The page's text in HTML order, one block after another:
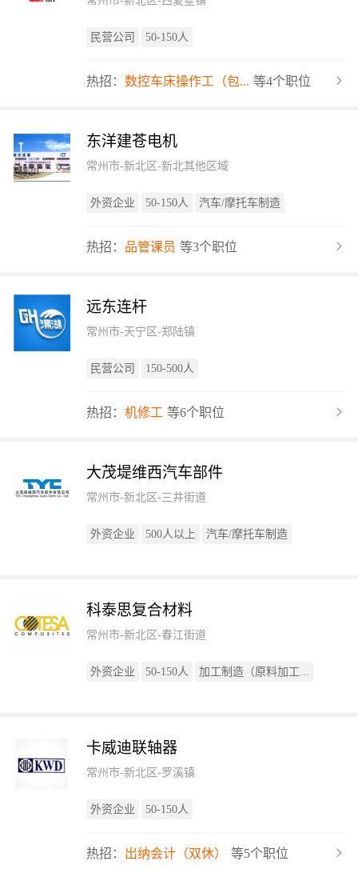
民营公司 50-150人
热招： 数控车床操作工（包... 等4个职位
东洋建苍电机
常州市-新北区-新北其他区域
外资企业 50-150人 汽车/摩托车制造
热招： 品管课员 等3个职位
远东连杆
常州市-天宁区-郑陆镇
民营公司 150-500人
热招： 机修工 等6个职位
大茂堤维西汽车部件
常州市-新北区-三井街道
外资企业 500人以上 汽车/摩托车制造
科泰思复合材料
常州市-新北区-春江街道
外资企业 50-150人 加工制造（原料加工...
卡威迪联轴器
常州市-新北区-罗溪镇
外资企业 50-150人
热招： 出纳会计（双休） 等5个职位